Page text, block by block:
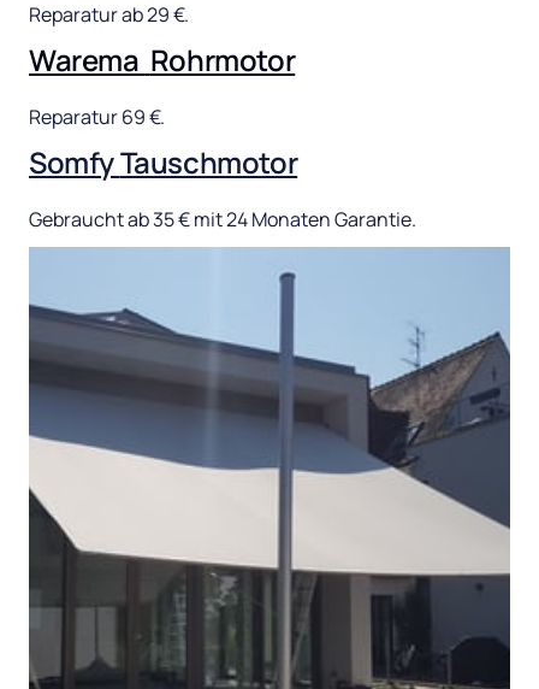
Reparatur ab 29 €.
Warema Rohrmotor
Reparatur 69 €.
Somfy Tauschmotor
Gebraucht ab 35 € mit 24 Monaten Garantie.